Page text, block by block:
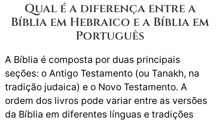
Qual é a diferença entre a
Bíblia em Hebraico e a Bíblia em
Português
A Bíblia é composta por duas principais
seções: o Antigo Testamento (ou Tanakh, na
tradição judaica) e o Novo Testamento. A
ordem dos livros pode variar entre as versões
da Bíblia em diferentes línguas e tradições